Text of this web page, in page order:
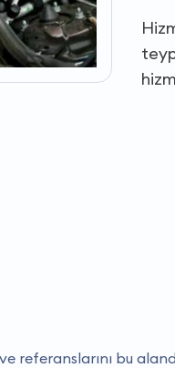
referanslarını bu